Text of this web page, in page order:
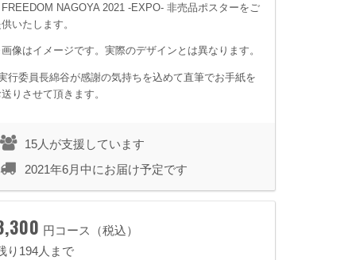
NAGOYA 2021 -EXPO- 非売品ポスターをご
いたします。
像はイメージです。実際のデザインとは異なります。
行委員長綿谷が感謝の気持ちを込めて直筆でお手紙を
りさせて頂きます。
15人が支援しています
2021年6月中にお届け予定です
円コース（税込）
り194人まで